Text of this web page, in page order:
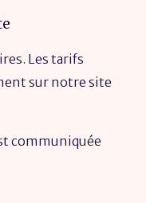
Les tarifs
sur notre site
communiquée